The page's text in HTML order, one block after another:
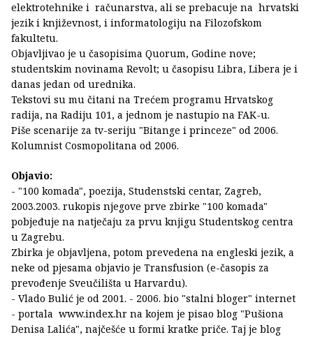
elektrotehnike i računarstva, ali se prebacuje na hrvatski
jezik i književnost, i informatologiju na Filozofskom
fakultetu.
Objavljivao je u časopisima Quorum, Godine nove;
studentskim novinama Revolt; u časopisu Libra, Libera je i
danas jedan od urednika.
Tekstovi su mu čitani na Trećem programu Hrvatskog
radija, na Radiju 101, a jednom je nastupio na FAK-u.
Piše scenarije za tv-seriju "Bitange i princeze" od 2006.
Kolumnist Cosmopolitana od 2006.
Objavio:
- "100 komada", poezija, Studenstski centar, Zagreb,
2003.2003. rukopis njegove prve zbirke "100 komada"
pobjeđuje na natječaju za prvu knjigu Studentskog centra
u Zagrebu.
Zbirka je objavljena, potom prevedena na engleski jezik, a
neke od pjesama objavio je Transfusion (e-časopis za
prevođenje Sveučilišta u Harvardu).
- Vlado Bulić je od 2001. - 2006. bio "stalni bloger" internet
- portala www.index.hr na kojem je pisao blog "Pušiona
Denisa Lalića", najčešće u formi kratke priče. Taj je blog